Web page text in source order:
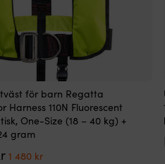
för barn Regatta
Harness 110N Fluorescent
One-Size (18 – 40 kg) +
gram
Det
1 480 krDet